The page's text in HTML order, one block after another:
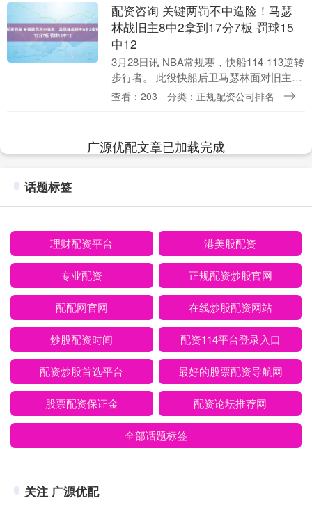
配资咨询 关键两罚不中造险！马瑟
林战旧主8中2拿到17分7板 罚球15
中12
3月28日讯 NBA常规赛，快船114-113逆转
步行者。 此役快船后卫马瑟林面对旧主，
出场29分钟8投2中，三分3中1、罚球15中
查看：203 分类：正规配资公司排名
广源优配文章已加载完成
话题标签
理财配资平台 港美股配资
专业配资 正规配资炒股官网
配配网官网 在线炒股配资网站
炒股配资时间 配资114平台登录入口
配资炒股首选平台 最好的股票配资导航网
股票配资保证金 配资论坛推荐网
全部话题标签
关注 广源优配